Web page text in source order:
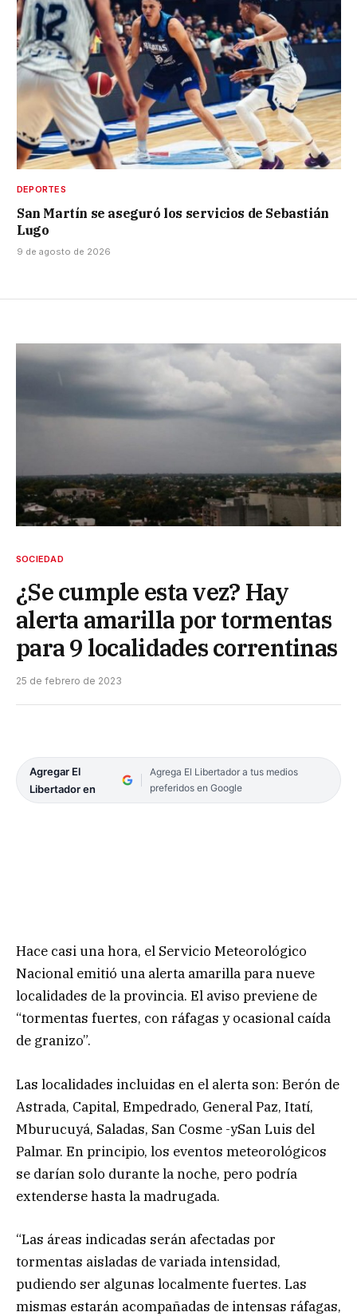
DEPORTES
San Martín se aseguró los servicios de Sebastián
Lugo
9 de agosto de 2026
SOCIEDAD
¿Se cumple esta vez? Hay
alerta amarilla por tormentas
para 9 localidades correntinas
25 de febrero de 2023
Agregar El
Libertador en
Agrega El Libertador a tus medios
preferidos en Google
Hace casi una hora, el Servicio Meteorológico
Nacional emitió una alerta amarilla para nueve
localidades de la provincia. El aviso previene de
“tormentas fuertes, con ráfagas y ocasional caída
de granizo”.
Las localidades incluidas en el alerta son: Berón de
Astrada, Capital, Empedrado, General Paz, Itatí,
Mburucuyá, Saladas, San Cosme -ySan Luis del
Palmar. En principio, los eventos meteorológicos
se darían solo durante la noche, pero podría
extenderse hasta la madrugada.
“Las áreas indicadas serán afectadas por
tormentas aisladas de variada intensidad,
pudiendo ser algunas localmente fuertes. Las
mismas estarán acompañadas de intensas ráfagas,